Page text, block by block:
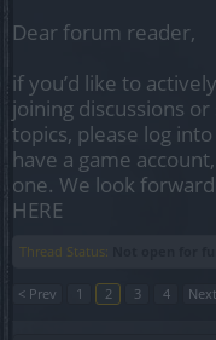
Dear forum reader,
if you’d like to
joining discussions
topics, please log
have a game
one. We look
HERE
Thread Status:
< Prev 1 2 3 4